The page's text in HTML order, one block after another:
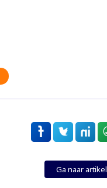
Ga naar artikel